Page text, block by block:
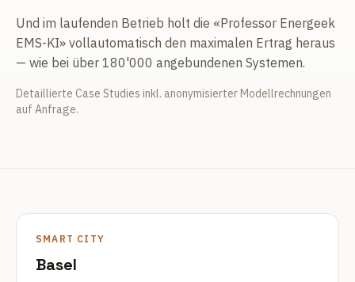
Und im laufenden Betrieb holt die «Professor Energeek
EMS-KI» vollautomatisch den maximalen Ertrag heraus
— wie bei über 180'000 angebundenen Systemen.
Detaillierte Case Studies inkl. anonymisierter Modellrechnungen
auf Anfrage.
SMART CITY
Basel